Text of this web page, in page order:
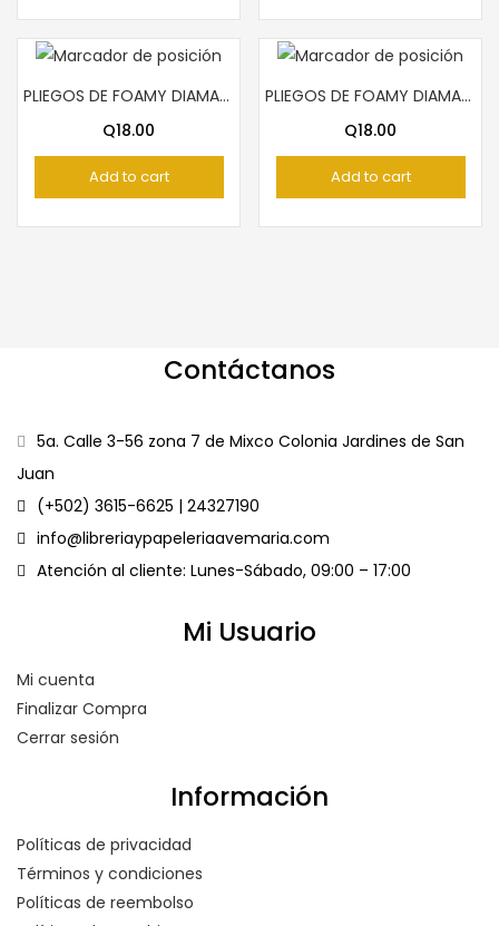
PLIEGOS DE FOAMY DIAMANTINA ANARANJADO
Q18.00
Add to cart
PLIEGOS DE FOAMY DIAMANTINA AQUA
Q18.00
Add to cart
Contáctanos
5a. Calle 3-56 zona 7 de Mixco Colonia Jardines de San
Juan
(+502) 3615-6625 | 24327190
info@libreriaypapeleriaavemaria.com
Atención al cliente: Lunes-Sábado, 09:00 – 17:00
Mi Usuario
Mi cuenta
Finalizar Compra
Cerrar sesión
Información
Políticas de privacidad
Términos y condiciones
Políticas de reembolso